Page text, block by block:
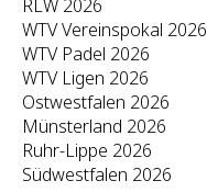
RLW 2026
WTV Vereinspokal 2026
WTV Padel 2026
WTV Ligen 2026
Ostwestfalen 2026
Münsterland 2026
Ruhr-Lippe 2026
Südwestfalen 2026